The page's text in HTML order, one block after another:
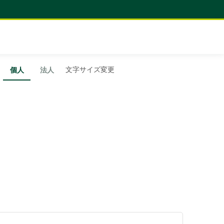
個人 法人 文字サイズ変更